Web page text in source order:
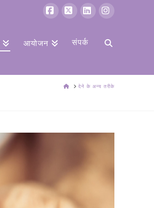
आयोजन संपर्क
घर देने के अन्य तरीके